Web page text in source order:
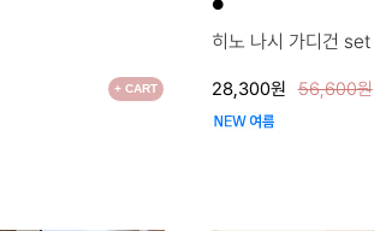
+ CART
●
히노 나시 가디건 set
28,300원 56,600원